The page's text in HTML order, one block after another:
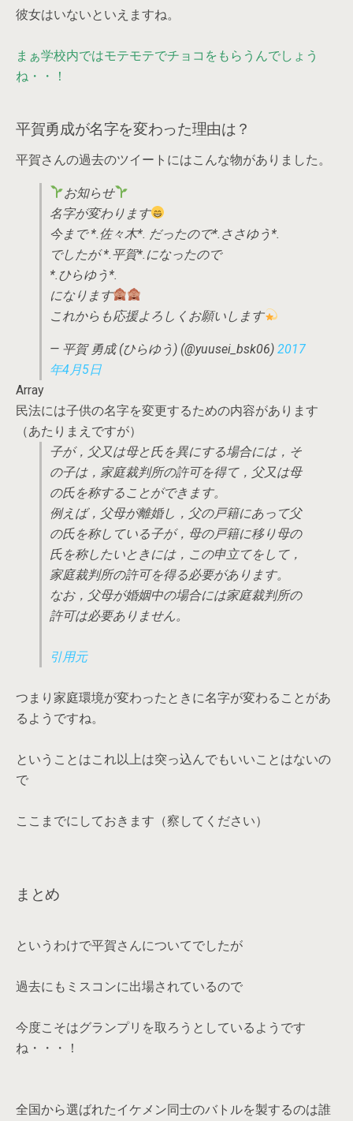
彼女はいないといえますね。
まぁ学校内ではモテモテでチョコをもらうんでしょう
ね・・！
平賀勇成が名字を変わった理由は？
平賀さんの過去のツイートにはこんな物がありました。
お知らせ
名字が変わります
今まで *.佐々木*. だったので*.ささゆう*.
でしたが *.平賀*.になったので
*.ひらゆう*.
になります
これからも応援よろしくお願いします
— 平賀 勇成 (ひらゆう) (@yuusei_bsk06) 2017
年4月5日
Array
民法には子供の名字を変更するための内容があります
（あたりまえですが）
子が，父又は母と氏を異にする場合には，そ
の子は，家庭裁判所の許可を得て，父又は母
の氏を称することができます。
例えば，父母が離婚し，父の戸籍にあって父
の氏を称している子が，母の戸籍に移り母の
氏を称したいときには，この申立てをして，
家庭裁判所の許可を得る必要があります。
なお，父母が婚姻中の場合には家庭裁判所の
許可は必要ありません。
引用元
つまり家庭環境が変わったときに名字が変わることがあ
るようですね。
ということはこれ以上は突っ込んでもいいことはないの
で
ここまでにしておきます（察してください）
まとめ
というわけで平賀さんについてでしたが
過去にもミスコンに出場されているので
今度こそはグランプリを取ろうとしているようです
ね・・・！
全国から選ばれたイケメン同士のバトルを製するのは誰